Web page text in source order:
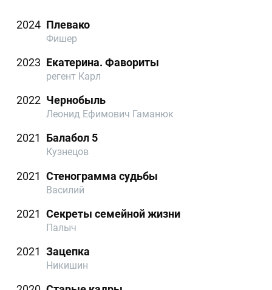
2024 Плевако
Фишер
2023 Екатерина. Фавориты
регент Карл
2022 Чернобыль
Леонид Ефимович Гаманюк
2021 Балабол 5
Кузнецов
2021 Стенограмма судьбы
Василий
2021 Секреты семейной жизни
Палыч
2021 Зацепка
Никишин